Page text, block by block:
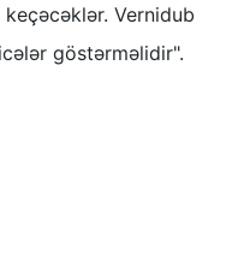
keçəcəklər. Vernidub
göstərməlidir".